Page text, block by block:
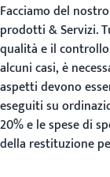
Facciamo del
prodotti & Servizi.
qualità e il
alcuni casi, è
aspetti devono
eseguiti su
20% e le spese di
della restituzione